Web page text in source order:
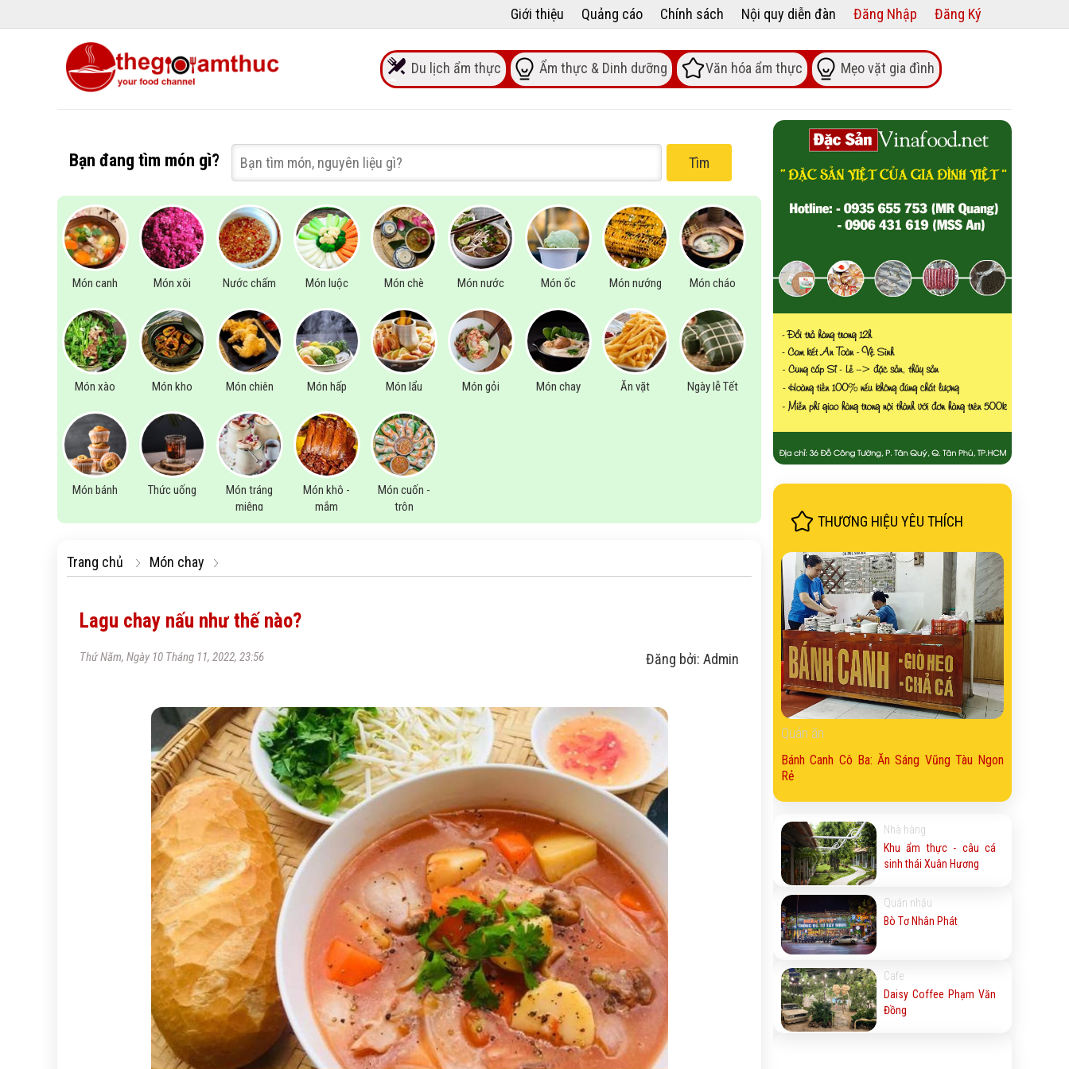
Giới thiệu Quảng cáo Chính sách Nội quy diễn đàn Đăng Nhập Đăng Ký
Du lịch ẩm thực Ẩm thực & Dinh dưỡng Văn hóa ẩm thực Mẹo vặt gia đình
Bạn đang tìm món gì? Tìm
Món canh Món xôi Nước chấm Món luộc Món chè Món nước Món ốc Món nướng Món cháo
Món xào Món kho Món chiên Món hấp Món lẩu Món gỏi Món chay Ăn vặt Ngày lễ Tết
Món bánh Thức uống
Món tráng
miệng
Món khô -
mắm
Món cuốn -
trộn
Trang chủ Món chay
Lagu chay nấu như thế nào?
Thứ Năm, Ngày 10 Tháng 11, 2022, 23:56 Đăng bởi: Admin
THƯƠNG HIỆU YÊU THÍCH
Quán ăn
Bánh Canh Cô Ba: Ăn Sáng Vũng Tàu Ngon
Rẻ
Nhà hàng
Khu ẩm thực - câu cá
sinh thái Xuân Hương
Quán nhậu
Bò Tơ Nhân Phát
Cafe
Daisy Coffee Phạm Văn
Đồng